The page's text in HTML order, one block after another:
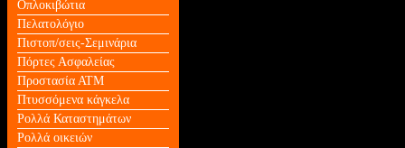
Οπλοκιβώτια
Πελατολόγιο
Πιστοπ/σεις-Σεμινάρια
Πόρτες Ασφαλείας
Προστασία ΑΤΜ
Πτυσσόμενα κάγκελα
Ρολλά Καταστημάτων
Ρολλά οικειών